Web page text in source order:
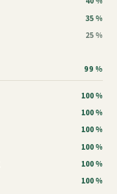
35 %
25 %
99 %
100 %
100 %
100 %
100 %
100 %
100 %